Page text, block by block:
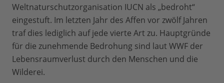
Weltnaturschutzorganisation IUCN als „bedroht“
eingestuft. Im letzten Jahr des Affen vor zwölf Jahren
traf dies lediglich auf jede vierte Art zu. Hauptgründe
für die zunehmende Bedrohung sind laut WWF der
Lebensraumverlust durch den Menschen und die
Wilderei.